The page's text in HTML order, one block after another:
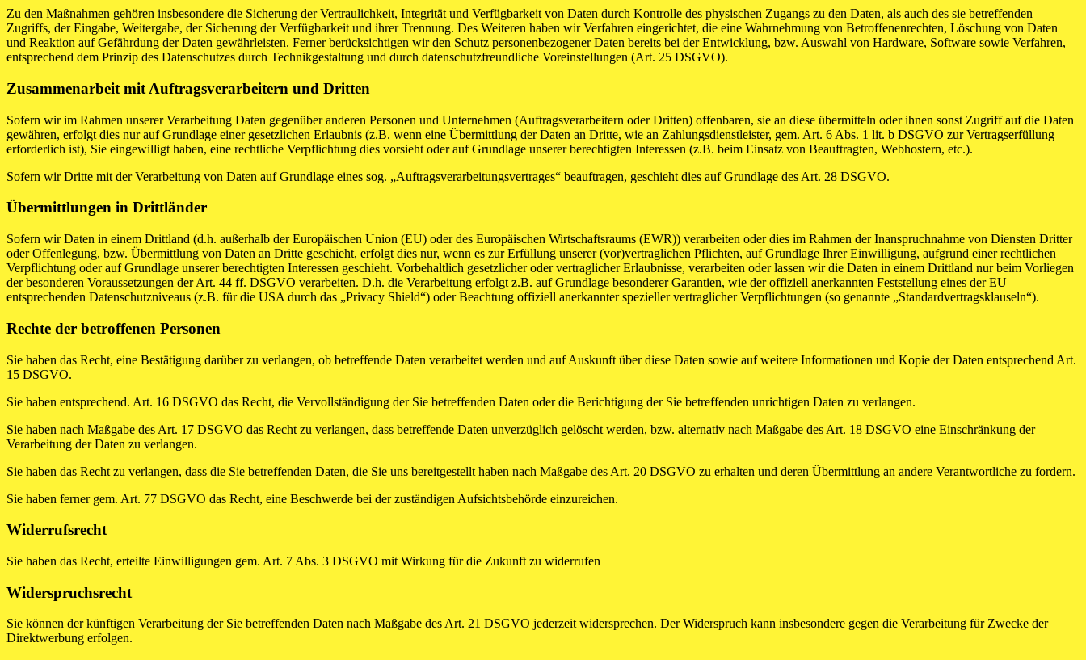
Zu den Maßnahmen gehören insbesondere die Sicherung der Vertraulichkeit, Integrität und Verfügbarkeit von Daten durch Kontrolle des physischen Zugangs zu den Daten, als auch des sie betreffenden
Zugriffs, der Eingabe, Weitergabe, der Sicherung der Verfügbarkeit und ihrer Trennung. Des Weiteren haben wir Verfahren eingerichtet, die eine Wahrnehmung von Betroffenenrechten, Löschung von Daten
und Reaktion auf Gefährdung der Daten gewährleisten. Ferner berücksichtigen wir den Schutz personenbezogener Daten bereits bei der Entwicklung, bzw. Auswahl von Hardware, Software sowie Verfahren,
entsprechend dem Prinzip des Datenschutzes durch Technikgestaltung und durch datenschutzfreundliche Voreinstellungen (Art. 25 DSGVO).
Zusammenarbeit mit Auftragsverarbeitern und Dritten
Sofern wir im Rahmen unserer Verarbeitung Daten gegenüber anderen Personen und Unternehmen (Auftragsverarbeitern oder Dritten) offenbaren, sie an diese übermitteln oder ihnen sonst Zugriff auf die Daten
gewähren, erfolgt dies nur auf Grundlage einer gesetzlichen Erlaubnis (z.B. wenn eine Übermittlung der Daten an Dritte, wie an Zahlungsdienstleister, gem. Art. 6 Abs. 1 lit. b DSGVO zur Vertragserfüllung
erforderlich ist), Sie eingewilligt haben, eine rechtliche Verpflichtung dies vorsieht oder auf Grundlage unserer berechtigten Interessen (z.B. beim Einsatz von Beauftragten, Webhostern, etc.).
Sofern wir Dritte mit der Verarbeitung von Daten auf Grundlage eines sog. „Auftragsverarbeitungsvertrages“ beauftragen, geschieht dies auf Grundlage des Art. 28 DSGVO.
Übermittlungen in Drittländer
Sofern wir Daten in einem Drittland (d.h. außerhalb der Europäischen Union (EU) oder des Europäischen Wirtschaftsraums (EWR)) verarbeiten oder dies im Rahmen der Inanspruchnahme von Diensten Dritter
oder Offenlegung, bzw. Übermittlung von Daten an Dritte geschieht, erfolgt dies nur, wenn es zur Erfüllung unserer (vor)vertraglichen Pflichten, auf Grundlage Ihrer Einwilligung, aufgrund einer rechtlichen
Verpflichtung oder auf Grundlage unserer berechtigten Interessen geschieht. Vorbehaltlich gesetzlicher oder vertraglicher Erlaubnisse, verarbeiten oder lassen wir die Daten in einem Drittland nur beim Vorliegen
der besonderen Voraussetzungen der Art. 44 ff. DSGVO verarbeiten. D.h. die Verarbeitung erfolgt z.B. auf Grundlage besonderer Garantien, wie der offiziell anerkannten Feststellung eines der EU
entsprechenden Datenschutzniveaus (z.B. für die USA durch das „Privacy Shield“) oder Beachtung offiziell anerkannter spezieller vertraglicher Verpflichtungen (so genannte „Standardvertragsklauseln“).
Rechte der betroffenen Personen
Sie haben das Recht, eine Bestätigung darüber zu verlangen, ob betreffende Daten verarbeitet werden und auf Auskunft über diese Daten sowie auf weitere Informationen und Kopie der Daten entsprechend Art.
15 DSGVO.
Sie haben entsprechend. Art. 16 DSGVO das Recht, die Vervollständigung der Sie betreffenden Daten oder die Berichtigung der Sie betreffenden unrichtigen Daten zu verlangen.
Sie haben nach Maßgabe des Art. 17 DSGVO das Recht zu verlangen, dass betreffende Daten unverzüglich gelöscht werden, bzw. alternativ nach Maßgabe des Art. 18 DSGVO eine Einschränkung der
Verarbeitung der Daten zu verlangen.
Sie haben das Recht zu verlangen, dass die Sie betreffenden Daten, die Sie uns bereitgestellt haben nach Maßgabe des Art. 20 DSGVO zu erhalten und deren Übermittlung an andere Verantwortliche zu fordern.
Sie haben ferner gem. Art. 77 DSGVO das Recht, eine Beschwerde bei der zuständigen Aufsichtsbehörde einzureichen.
Widerrufsrecht
Sie haben das Recht, erteilte Einwilligungen gem. Art. 7 Abs. 3 DSGVO mit Wirkung für die Zukunft zu widerrufen
Widerspruchsrecht
Sie können der künftigen Verarbeitung der Sie betreffenden Daten nach Maßgabe des Art. 21 DSGVO jederzeit widersprechen. Der Widerspruch kann insbesondere gegen die Verarbeitung für Zwecke der
Direktwerbung erfolgen.